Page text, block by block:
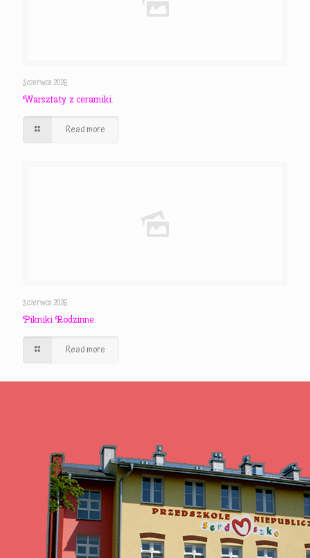
3 czerwca 2026
Warsztaty z ceramiki.
Read more
3 czerwca 2026
Pikniki Rodzinne.
Read more